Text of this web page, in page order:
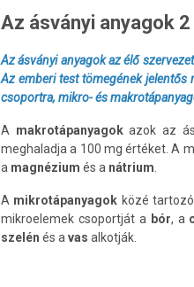
Az ásványi anyagok
Az ásványi anyagok az élő
Az emberi test tömegének jelentős
csoportra, mikro- és
A makrotápanyagokazok az
meghaladja a 100 mg értéket. A
a magnézium és a nátrium
A mikrotápanyagok közé
mikroelemek csoportját a bór, a
szelén és a vas alkotják.